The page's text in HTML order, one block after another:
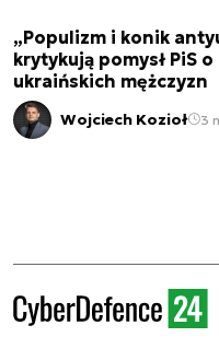
„Populizm i konik
krytykują pomysł PiS
ukraińskich mężczyzn
Wojciech Kozioł 3